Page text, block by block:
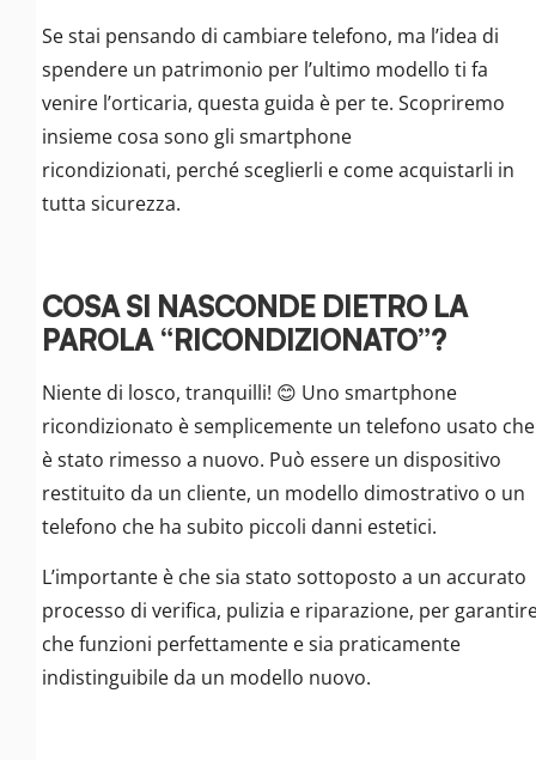
Se stai pensando di cambiare telefono, ma l’idea di
spendere un patrimonio per l’ultimo modello ti fa
venire l’orticaria, questa guida è per te. Scopriremo
insieme cosa sono gli smartphone
ricondizionati, perché sceglierli e come acquistarli in
tutta sicurezza.
COSA SI NASCONDE DIETRO LA
PAROLA “RICONDIZIONATO”?
Niente di losco, tranquilli! 😊 Uno smartphone
ricondizionato è semplicemente un telefono usato che
è stato rimesso a nuovo. Può essere un dispositivo
restituito da un cliente, un modello dimostrativo o un
telefono che ha subito piccoli danni estetici.
L’importante è che sia stato sottoposto a un accurato
processo di verifica, pulizia e riparazione, per
che funzioni perfettamente e sia praticamente
indistinguibile da un modello nuovo.